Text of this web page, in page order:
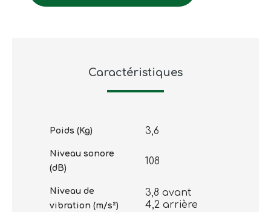
Caractéristiques
Poids (Kg) 3,6
Niveau sonore
(dB)
108
Niveau de
vibration (m/s²)
3,8 avant
4,2 arrière